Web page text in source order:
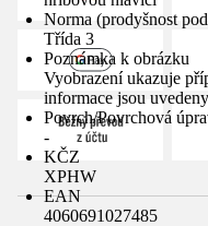
Norma (prodyšnost
Třída 3
Poznámka k obrázku
Vyobrazení ukazuje
informace jsou
Povrch/Povrchová
-
KČZ
XPHW
EAN
4060691027485